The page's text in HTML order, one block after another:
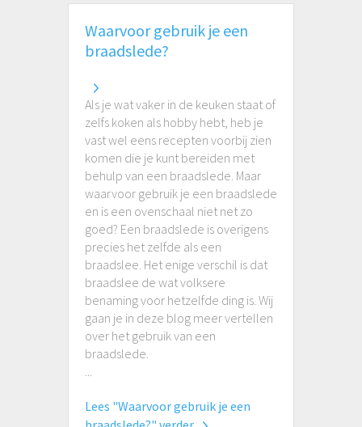
Waarvoor gebruik je een
braadslede?
Als je wat vaker in de keuken staat of
zelfs koken als hobby hebt, heb je
vast wel eens recepten voorbij zien
komen die je kunt bereiden met
behulp van een braadslede. Maar
waarvoor gebruik je een braadslede
en is een ovenschaal niet net zo
goed? Een braadslede is overigens
precies het zelfde als een
braadslee. Het enige verschil is dat
braadslee de wat volksere
benaming voor hetzelfde ding is. Wij
gaan je in deze blog meer vertellen
over het gebruik van een
braadslede.
...
Lees "Waarvoor gebruik je een